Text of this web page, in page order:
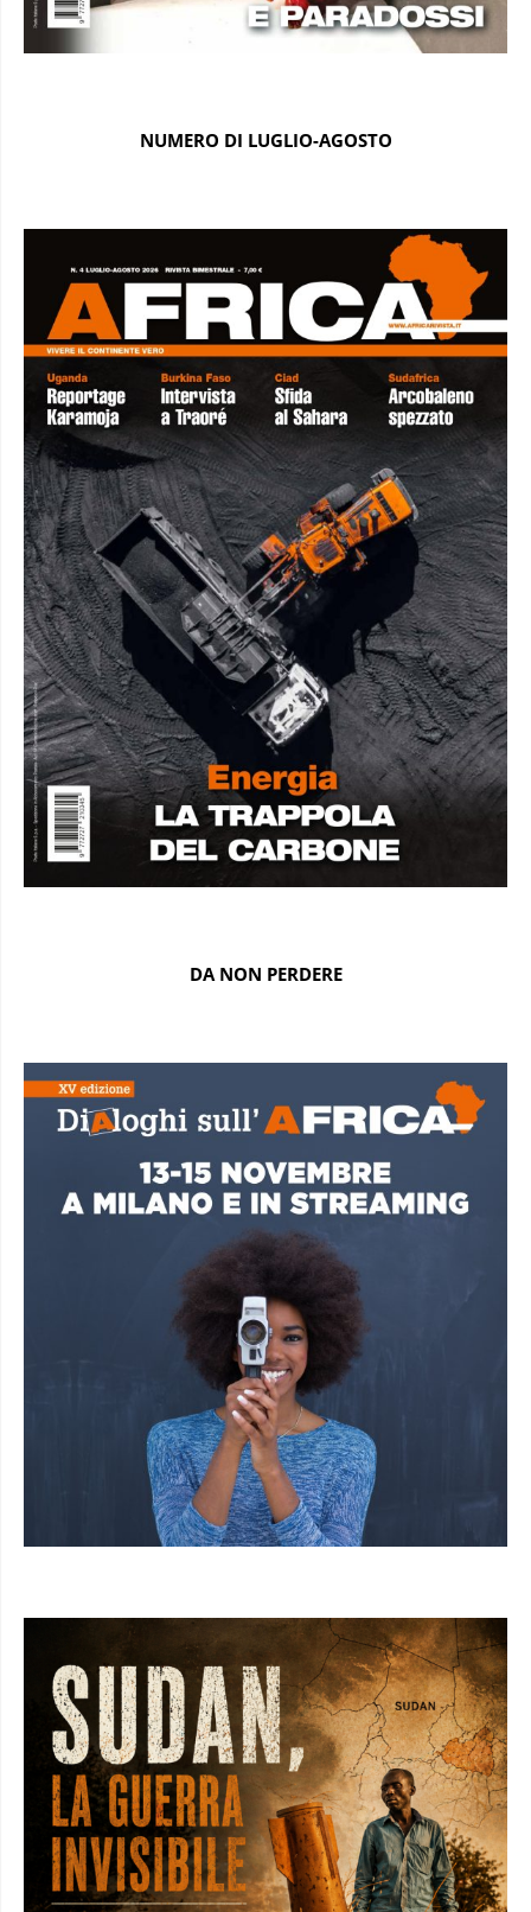
NUMERO DI LUGLIO-AGOSTO
DA NON PERDERE